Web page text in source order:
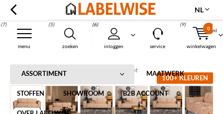
nl
zoeken
(5)
inloggen
(6)
menu
(7)
service winkelwagen
0
(9)
Menu
NL
ASSORTIMENT MAATWERK
STOFFEN SHOWROOM B2B ACCOUNT
Home 2,5 zits Vegas bank taupe velvet
100+ KLEUREN